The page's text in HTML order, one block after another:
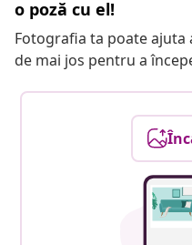
o poză cu el!
Fotografia ta poate ajuta
de mai jos pentru a